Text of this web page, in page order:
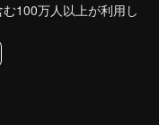
100万人以上が利用し